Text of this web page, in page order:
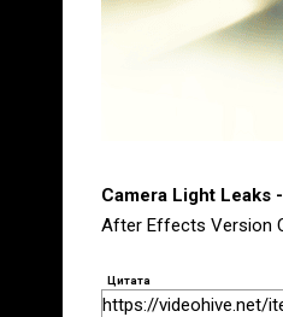
Camera Light Leaks
After Effects Version
Цитата
https://videohive.net/